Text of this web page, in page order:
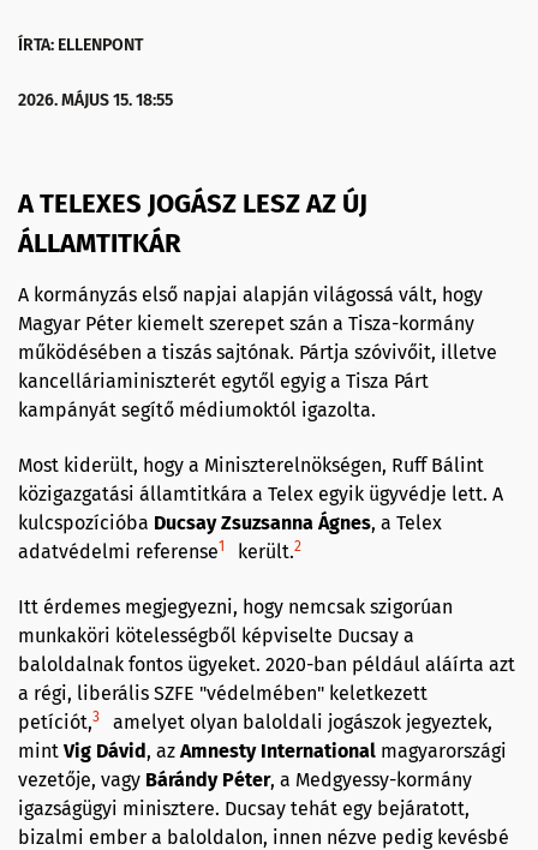
ÍRTA: ELLENPONT
2026. MÁJUS 15. 18:55
A TELEXES JOGÁSZ LESZ AZ ÚJ
ÁLLAMTITKÁR
A kormányzás első napjai alapján világossá vált, hogy
Magyar Péter kiemelt szerepet szán a Tisza-kormány
működésében a tiszás sajtónak. Pártja szóvivőit, illetve
kancelláriaminiszterét egytől egyig a Tisza Párt
kampányát segítő médiumoktól igazolta.
Most kiderült, hogy a Miniszterelnökségen, Ruff Bálint
közigazgatási államtitkára a Telex egyik ügyvédje lett. A
kulcspozícióba Ducsay Zsuzsanna Ágnes, a Telex
adatvédelmi referense1 került.2
Itt érdemes megjegyezni, hogy nemcsak szigorúan
munkaköri kötelességből képviselte Ducsay a
baloldalnak fontos ügyeket. 2020-ban például aláírta azt
a régi, liberális SZFE "védelmében" keletkezett
petíciót,3
amelyet olyan baloldali jogászok jegyeztek,
mint Vig Dávid, az Amnesty International magyarországi
vezetője, vagy Bárándy Péter, a Medgyessy-kormány
igazságügyi minisztere. Ducsay tehát egy bejáratott,
bizalmi ember a baloldalon, innen nézve pedig kevésbé